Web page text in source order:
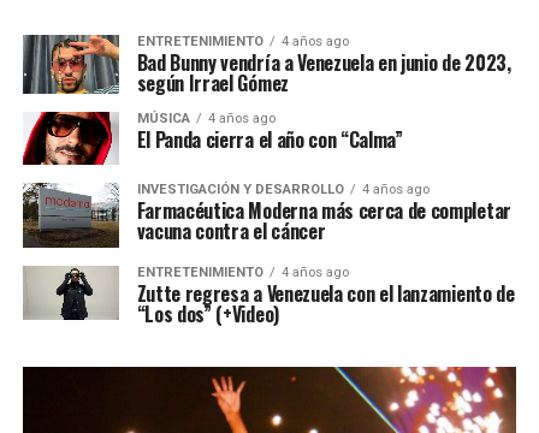
ENTRETENIMIENTO 4 años ago
Bad Bunny vendría a Venezuela en junio de 2023,
según Irrael Gómez
MÚSICA 4 años ago
El Panda cierra el año con “Calma”
INVESTIGACIÓN Y DESARROLLO 4 años ago
Farmacéutica Moderna más cerca de completar
vacuna contra el cáncer
ENTRETENIMIENTO 4 años ago
Zutte regresa a Venezuela con el lanzamiento de
“Los dos” (+Video)